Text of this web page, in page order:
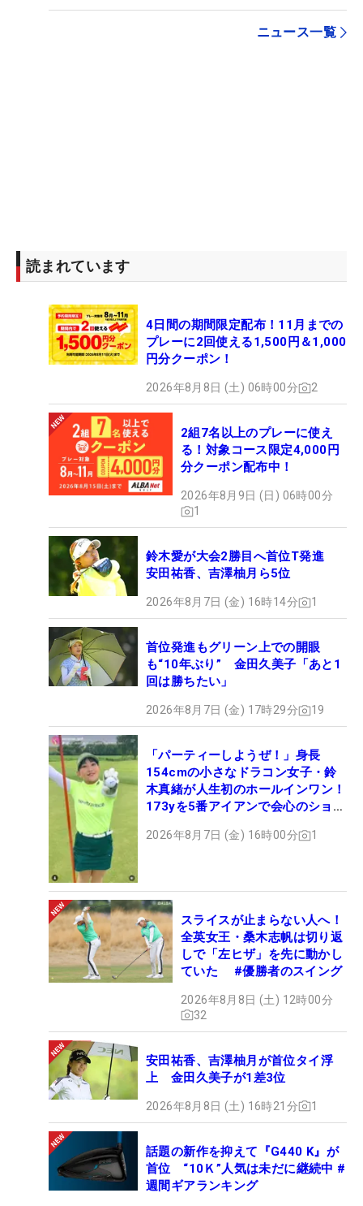
ニュース一覧
読まれています
4日間の期間限定配布！11月までの
プレーに2回使える1,500円＆1,000
円分クーポン！
2026年8月8日 (土) 06時00分 2
2組7名以上のプレーに使え
る！対象コース限定4,000円
分クーポン配布中！
2026年8月9日 (日) 06時00分
1
鈴木愛が大会2勝目へ首位T発進
安田祐香、吉澤柚月ら5位
2026年8月7日 (金) 16時14分 1
首位発進もグリーン上での開眼
も“10年ぶり” 金田久美子「あと1
回は勝ちたい」
2026年8月7日 (金) 17時29分 19
「パーティーしようぜ！」身長
154cmの小さなドラコン女子・鈴
木真緒が人生初のホールインワン！
173yを5番アイアンで会心のショッ
2026年8月7日 (金) 16時00分 1
スライスが止まらない人へ！
全英女王・桑木志帆は切り返
しで「左ヒザ」を先に動かし
ていた #優勝者のスイング
2026年8月8日 (土) 12時00分
32
安田祐香、吉澤柚月が首位タイ浮
上 金田久美子が1差3位
2026年8月8日 (土) 16時21分 1
話題の新作を抑えて『G440 K』が
首位 “10Ｋ”人気は未だに継続中 #
週間ギアランキング